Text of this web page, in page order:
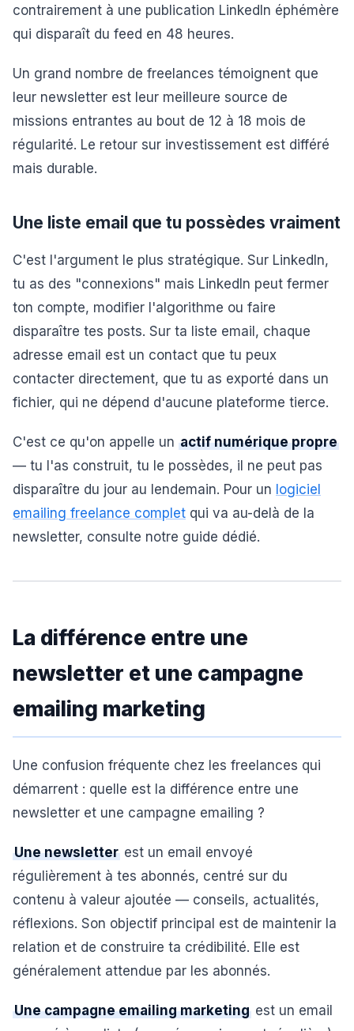
contrairement à une publication LinkedIn éphémère
qui disparaît du feed en 48 heures.
Un grand nombre de freelances témoignent que
leur newsletter est leur meilleure source de
missions entrantes au bout de 12 à 18 mois de
régularité. Le retour sur investissement est différé
mais durable.
Une liste email que tu possèdes vraiment
C'est l'argument le plus stratégique. Sur LinkedIn,
tu as des "connexions" mais LinkedIn peut fermer
ton compte, modifier l'algorithme ou faire
disparaître tes posts. Sur ta liste email, chaque
adresse email est un contact que tu peux
contacter directement, que tu as exporté dans un
fichier, qui ne dépend d'aucune plateforme tierce.
C'est ce qu'on appelle un actif numérique propre
— tu l'as construit, tu le possèdes, il ne peut pas
disparaître du jour au lendemain. Pour un logiciel
emailing freelance complet qui va au-delà de la
newsletter, consulte notre guide dédié.
La différence entre une
newsletter et une campagne
emailing marketing
Une confusion fréquente chez les freelances qui
démarrent : quelle est la différence entre une
newsletter et une campagne emailing ?
Une newsletter est un email envoyé
régulièrement à tes abonnés, centré sur du
contenu à valeur ajoutée — conseils, actualités,
réflexions. Son objectif principal est de maintenir la
relation et de construire ta crédibilité. Elle est
généralement attendue par les abonnés.
Une campagne emailing marketing est un email